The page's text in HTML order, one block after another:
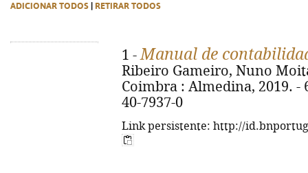
ADICIONAR TODOS RETIRAR TODOS
1 -Manual de
Ribeiro Gameiro, Nuno
Coimbra : Almedina, 2019. -
40-7937-0
Link persistente: http://